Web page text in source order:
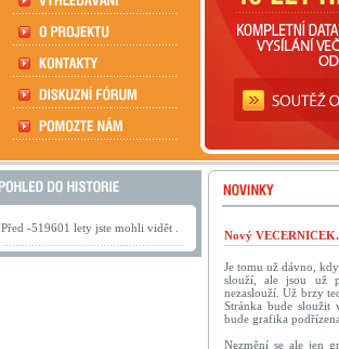
Před -519601 lety jste mohli vidět .
Nový
Je tomu už dávno,
slouží, ale jsou už
nezaslouží. Už brzy
Stránka bude sloužit
bude grafika
Nezmění se ale jen